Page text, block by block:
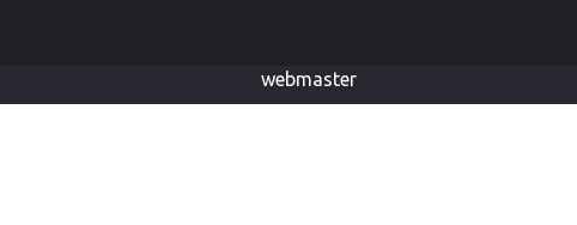
webmaster